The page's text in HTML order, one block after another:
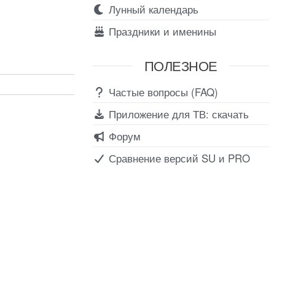
Лунный календарь
Праздники и именины
ПОЛЕЗНОЕ
Частые вопросы (FAQ)
Приложение для ТВ: скачать
Форум
Сравнение версий SU и PRO